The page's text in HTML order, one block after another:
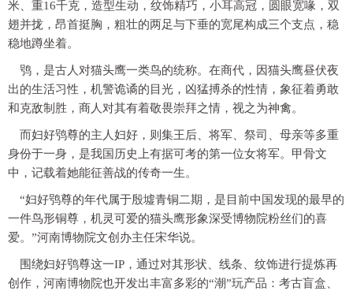
米、重16千克，造型生动，纹饰精巧，小耳高冠，圆眼宽喙，双
翅并拢，昂首挺胸，粗壮的两足与下垂的宽尾构成三个支点，稳
稳地蹲坐着。
鸮，是古人对猫头鹰一类鸟的统称。在商代，因猫头鹰昼伏夜
出的生活习性，机警诡谲的目光，凶猛搏杀的性情，象征着勇敢
和克敌制胜，商人对其有着敬畏崇拜之情，视之为神禽。
而妇好鸮尊的主人妇好，则集王后、将军、祭司、母亲等多重
身份于一身，是我国历史上有据可考的第一位女将军。甲骨文
中，记载着她能征善战的传奇一生。
“妇好鸮尊的年代属于殷墟青铜二期，是目前中国发现的最早的
一件鸟形铜尊，机灵可爱的猫头鹰形象深受博物院粉丝们的喜
爱。”河南博物院文创办主任宋华说。
围绕妇好鸮尊这一IP，通过对其形状、线条、纹饰进行提炼再
创作，河南博物院也开发出丰富多彩的“潮”玩产品：考古盲盒、